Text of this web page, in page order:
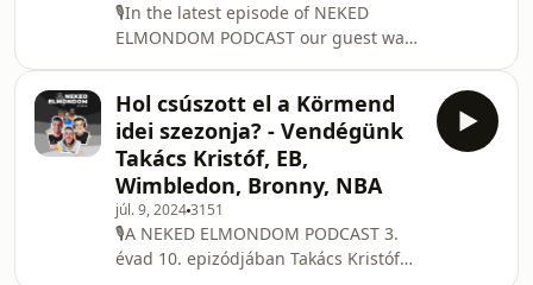
🎙️In the latest episode of NEKED
ELMONDOM PODCAST our guest was
the challenges Marvin had to go
through at a young age. Also, he
shared with us how he found his
passion for basketball. Apart from
that we discussed Falco's chances for
the upcoming season. Since the
Olympics is happening right now we
Hol csúszott el a Körmend
idei szezonja? - Vendégünk
Takács Kristóf, EB,
Wimbledon, Bronny, NBA
júl. 9, 20243151
🎙️A NEKED ELMONDOM PODCAST 3.
évad 10. epizódjában Takács Kristóf